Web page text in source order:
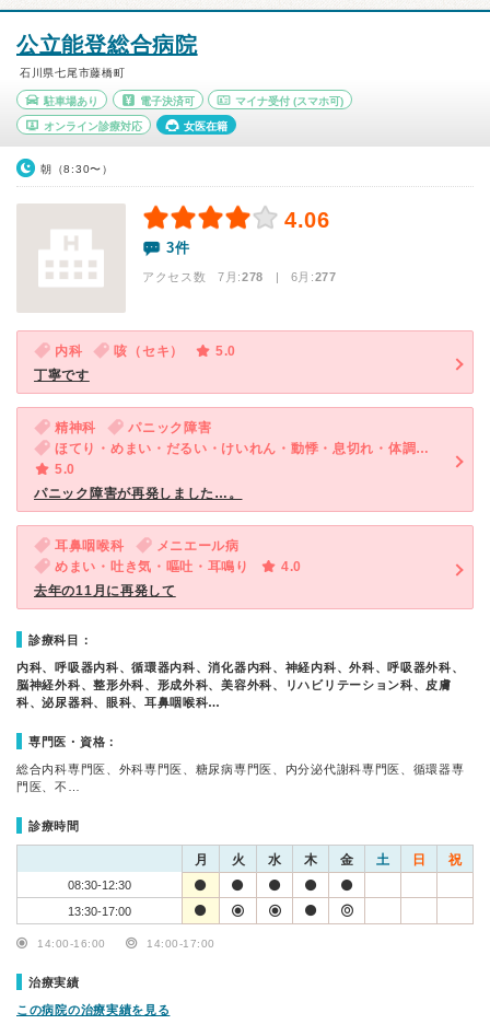
公立能登総合病院
石川県七尾市藤橋町
駐車場あり 電子決済可 マイナ受付 (スマホ可)
オンライン診療対応 女医在籍
朝（8:30〜）
4.06
3件
アクセス数 7月:278 | 6月:277
内科 咳（セキ）
5.0
丁寧です
精神科
パニック障害
ほてり・めまい・だるい・けいれん・動悸・息切れ・体調不良・寝つきが悪い・不眠・気が滅入る・不安
5.0
パニック障害が再発しました…。
耳鼻咽喉科
メニエール病
めまい・吐き気・嘔吐・耳鳴り
4.0
去年の11月に再発して
診療科目：
内科、呼吸器内科、循環器内科、消化器内科、神経内科、外科、呼吸器外科、
脳神経外科、整形外科、形成外科、美容外科、リハビリテーション科、皮膚
科、泌尿器科、眼科、耳鼻咽喉科…
専門医・資格：
総合内科専門医、外科専門医、糖尿病専門医、内分泌代謝科専門医、循環器専
門医、不…
診療時間
月 火 水 木 金 土 日 祝
08:30-12:30
13:30-17:00
14:00-16:00 14:00-17:00
治療実績
この病院の治療実績を見る